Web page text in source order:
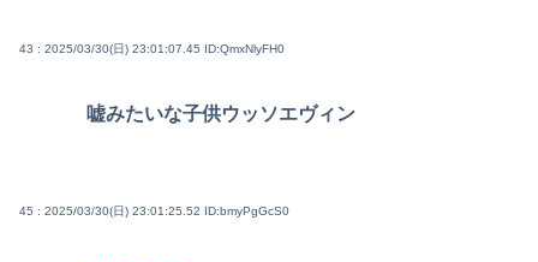
43 : 2025/03/30(日) 23:01:07.45 ID:QmxNlyFH0
嘘みたいな子供ウッソエヴィン
45 : 2025/03/30(日) 23:01:25.52 ID:bmyPgGcS0